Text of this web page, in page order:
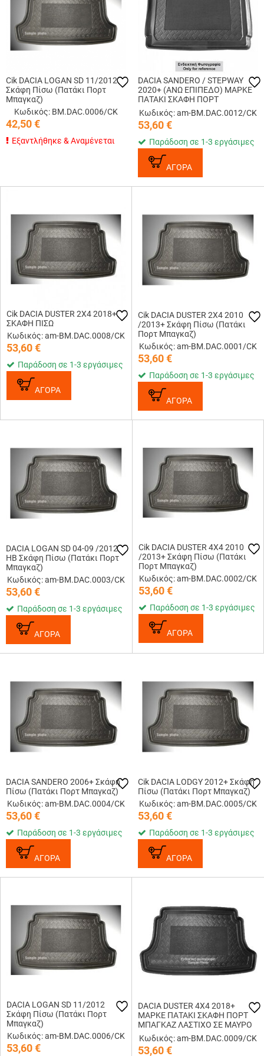
Cik DACIA LOGAN SD 11/2012
Σκάφη Πίσω (Πατάκι Πορτ
Μπαγκαζ)
Κωδικός: BM.DAC.0006/CK
42,50€
Εξαντλήθηκε & Αναμένεται
DACIA SANDERO / STEPWAY
2020+ (ΑΝΩ ΕΠΙΠΕΔΟ) ΜΑΡΚΕ
ΠΑΤΑΚΙ ΣΚΑΦΗ ΠΟΡΤ
ΜΠΑΓΚΑΖ ΛΑΣΤΙΧΟ ΣΕ ΜΑΥΡΟ
ΧΡΩΜΑ CIK - 1 ΤΕΜ.
Κωδικός: am-BM.DAC.0012/CK
53,60€
Παράδοση σε 1-3 εργάσιμες
ΑΓΟΡΑ
Cik DACIA DUSTER 2X4 2018+
ΣΚΑΦΗ ΠΙΣΩ
Κωδικός: am-BM.DAC.0008/CK
53,60€
Παράδοση σε 1-3 εργάσιμες
ΑΓΟΡΑ
Cik DACIA DUSTER 2X4 2010
/2013+ Σκάφη Πίσω (Πατάκι
Πορτ Μπαγκαζ)
Κωδικός: am-BM.DAC.0001/CK
53,60€
Παράδοση σε 1-3 εργάσιμες
ΑΓΟΡΑ
DACIA LOGAN SD 04-09 /2012
HB Σκάφη Πίσω (Πατάκι Πορτ
Μπαγκαζ)
Κωδικός: am-BM.DAC.0003/CK
53,60€
Παράδοση σε 1-3 εργάσιμες
ΑΓΟΡΑ
Cik DACIA DUSTER 4X4 2010
/2013+ Σκάφη Πίσω (Πατάκι
Πορτ Μπαγκαζ)
Κωδικός: am-BM.DAC.0002/CK
53,60€
Παράδοση σε 1-3 εργάσιμες
ΑΓΟΡΑ
DACIA SANDERO 2006+ Σκάφη
Πίσω (Πατάκι Πορτ Μπαγκαζ)
Κωδικός: am-BM.DAC.0004/CK
53,60€
Παράδοση σε 1-3 εργάσιμες
ΑΓΟΡΑ
Cik DACIA LODGY 2012+ Σκάφη
Πίσω (Πατάκι Πορτ Μπαγκαζ)
Κωδικός: am-BM.DAC.0005/CK
53,60€
Παράδοση σε 1-3 εργάσιμες
ΑΓΟΡΑ
DACIA LOGAN SD 11/2012
Σκάφη Πίσω (Πατάκι Πορτ
Μπαγκαζ)
Κωδικός: am-BM.DAC.0006/CK
53,60€
DACIA DUSTER 4X4 2018+
ΜΑΡΚΕ ΠΑΤΑΚΙ ΣΚΑΦΗ ΠΟΡΤ
ΜΠΑΓΚΑΖ ΛΑΣΤΙΧΟ ΣΕ ΜΑΥΡΟ
ΧΡΩΜΑ CIK - 1 ΤΕΜ.
Κωδικός: am-BM.DAC.0009/CK
53,60€